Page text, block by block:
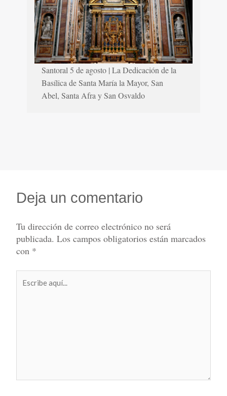
Santoral 5 de agosto | La Dedicación de la
Basílica de Santa María la Mayor, San
Abel, Santa Afra y San Osvaldo
Deja un comentario
Tu dirección de correo electrónico no será
publicada. Los campos obligatorios están marcados
con *
aquí...